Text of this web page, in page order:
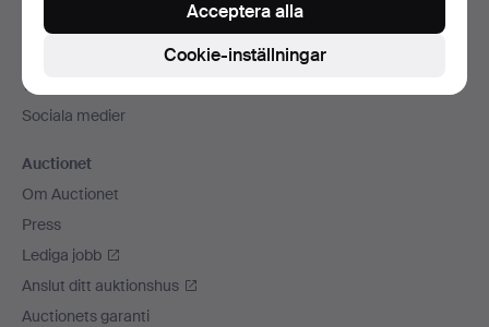
Alla auktionshus
Vi skickar med
Sociala medier
Auctionet
Om Auctionet
Press
Lediga jobb
Anslut ditt auktionshus
Auctionets garanti
Cookie-inställningar
Acceptera alla